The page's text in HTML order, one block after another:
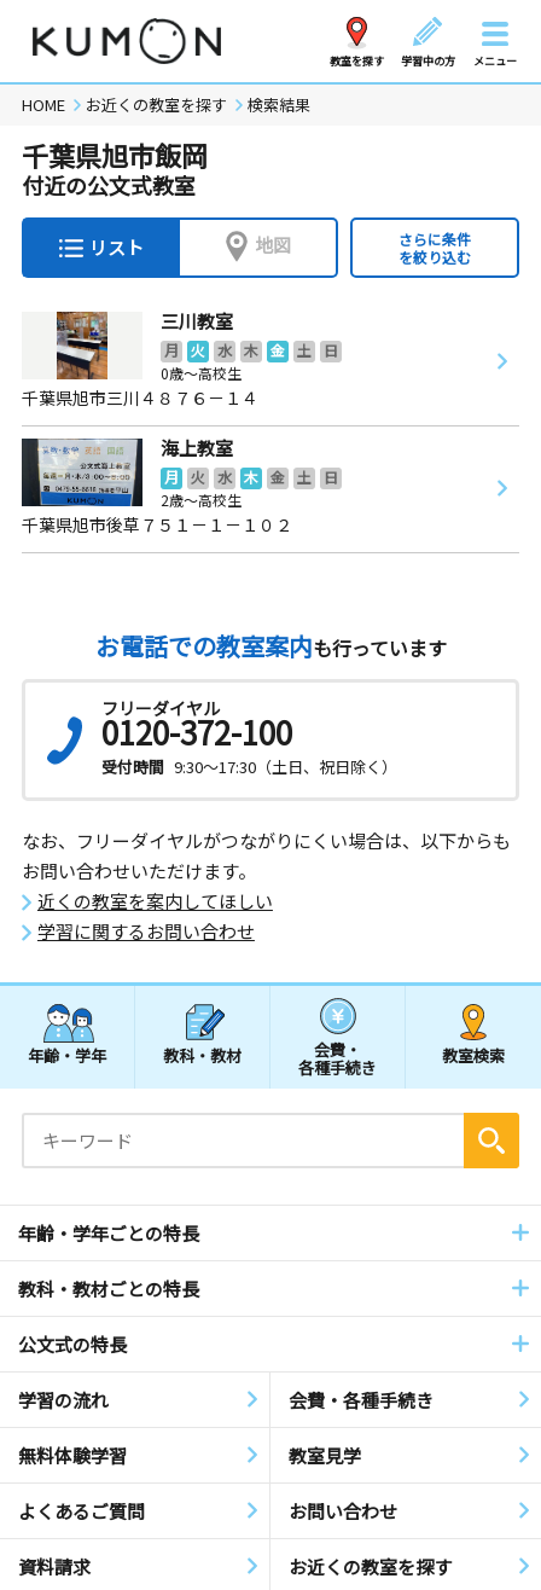
教室を探す 学習中の方 メニュー
HOME お近くの教室を探す 検索結果
千葉県旭市飯岡
付近の公文式教室
リスト 地図
さらに条件
を絞り込む
三川教室
月 火 水 木 金 土
日
0歳～高校生
千葉県旭市三川４８７６－１４
海上教室
月 火 水 木 金 土
日
2歳～高校生
千葉県旭市後草７５１－１－１０２
お電話での教室案内も行っています
フリーダイヤル
0120-372-100
受付時間 9:30～17:30（土日、祝日除く）
なお、フリーダイヤルがつながりにくい場合は、以下からも
お問い合わせいただけます。
近くの教室を案内してほしい
学習に関するお問い合わせ
年齢・学年 教科・教材 会費・
各種手続き
教室検索
年齢・学年ごとの特長
教科・教材ごとの特長
公文式の特長
学習の流れ 会費・各種手続き
無料体験学習 教室見学
よくあるご質問 お問い合わせ
資料請求 お近くの教室を探す